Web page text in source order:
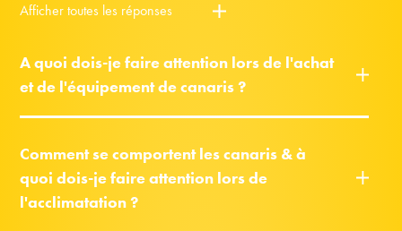
Afficher toutes les réponses
A quoi dois-je faire attention lors de l'achat
et de l'équipement de canaris ?
Comment se comportent les canaris & à
quoi dois-je faire attention lors de
l'acclimatation ?